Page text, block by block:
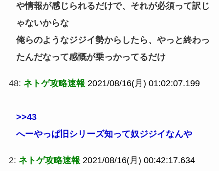
や情報が感じられるだけで、それが必須って訳じ
ゃないからな
俺らのようなジジイ勢からしたら、やっと終わっ
たんだなって感慨が乗っかってるだけ
48: ネトゲ攻略速報 2021/08/16(月) 01:02:07.199
>>43
へーやっぱ旧シリーズ知って奴ジジイなんや
2: ネトゲ攻略速報 2021/08/16(月) 00:42:17.634